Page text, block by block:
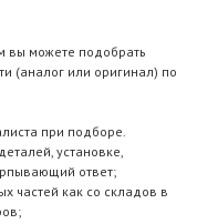
вы можете подобрать
(аналог или оригинал) по
при подборе.
установке,
ответ;
частей как со складов в